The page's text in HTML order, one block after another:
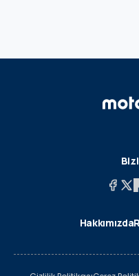
Hakkımızda